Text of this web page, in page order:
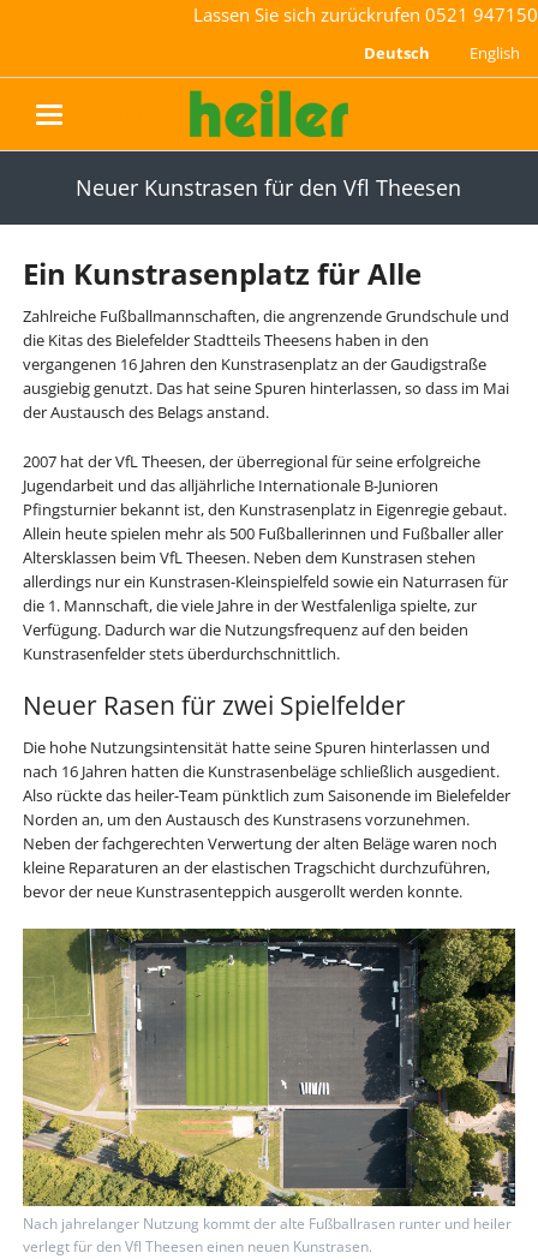
Lassen Sie sich zurückrufen 0521 947150
Deutsch English
Neuer Kunstrasen für den Vfl Theesen
Ein Kunstrasenplatz für Alle
Zahlreiche Fußballmannschaften, die angrenzende Grundschule und
die Kitas des Bielefelder Stadtteils Theesens haben in den
vergangenen 16 Jahren den Kunstrasenplatz an der Gaudigstraße
ausgiebig genutzt. Das hat seine Spuren hinterlassen, so dass im Mai
der Austausch des Belags anstand.
2007 hat der VfL Theesen, der überregional für seine erfolgreiche
Jugendarbeit und das alljährliche Internationale B-Junioren
Pfingsturnier bekannt ist, den Kunstrasenplatz in Eigenregie gebaut.
Allein heute spielen mehr als 500 Fußballerinnen und Fußballer aller
Altersklassen beim VfL Theesen. Neben dem Kunstrasen stehen
allerdings nur ein Kunstrasen-Kleinspielfeld sowie ein Naturrasen für
die 1. Mannschaft, die viele Jahre in der Westfalenliga spielte, zur
Verfügung. Dadurch war die Nutzungsfrequenz auf den beiden
Kunstrasenfelder stets überdurchschnittlich.
Neuer Rasen für zwei Spielfelder
Die hohe Nutzungsintensität hatte seine Spuren hinterlassen und
nach 16 Jahren hatten die Kunstrasenbeläge schließlich ausgedient.
Also rückte das heiler-Team pünktlich zum Saisonende im Bielefelder
Norden an, um den Austausch des Kunstrasens vorzunehmen.
Neben der fachgerechten Verwertung der alten Beläge waren noch
kleine Reparaturen an der elastischen Tragschicht durchzuführen,
bevor der neue Kunstrasenteppich ausgerollt werden konnte.
Nach jahrelanger Nutzung kommt der alte Fußballrasen runter und heiler
verlegt für den Vfl Theesen einen neuen Kunstrasen.